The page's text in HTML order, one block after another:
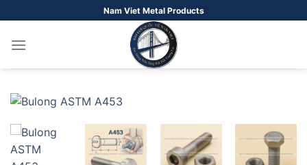
qua
nội
Nam Viet Metal Products